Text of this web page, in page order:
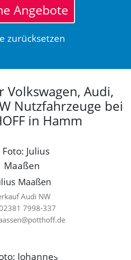
Angebote
zurücksetzen
Volkswagen, Audi,
Nutzfahrzeuge bei
in Hamm
Maaßen
Audi NW
7998-337